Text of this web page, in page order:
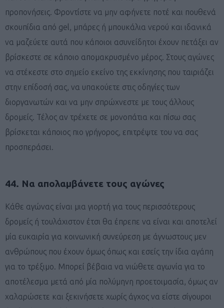
προπονήσεις. Φροντίστε να μην αφήνετε ποτέ και πουθενά
σκουπίδια από gel, μπάρες ή μπουκάλια νερού και ιδανικά
να μαζεύετε αυτά που κάποιοι ασυνείδητοι έχουν πετάξει αν
βρίσκεστε σε κάποιο απομακρυσμένο μέρος. Στους αγώνες
να στέκεστε στο σημείο εκείνο της εκκίνησης που ταιριάζει
στην επίδοσή σας, να υπακούετε στις οδηγίες των
διοργανωτών και να μην σπρώχνεστε με τους άλλους
δρομείς. Τέλος αν τρέχετε σε μονοπάτια και πίσω σας
βρίσκεται κάποιος πιο γρήγορος, επιτρέψτε του να σας
προσπεράσει.
44. Να απολαμβάνετε τους αγώνες
Κάθε αγώνας είναι μια γιορτή για τους περισσότερους
δρομείς ή τουλάχιστον έτσι θα έπρεπε να είναι και αποτελεί
μία ευκαιρία για κοινωνική συνεύρεση με άγνωστους μεν
ανθρώπους που έχουν όμως όπως και εσείς την ίδια αγάπη
για το τρέξιμο. Μπορεί βέβαια να νιώθετε αγωνία για το
αποτέλεσμα μετά από μία πολύμηνη προετοιμασία, όμως αν
χαλαρώσετε και ξεκινήσετε χωρίς άγχος να είστε σίγουροι